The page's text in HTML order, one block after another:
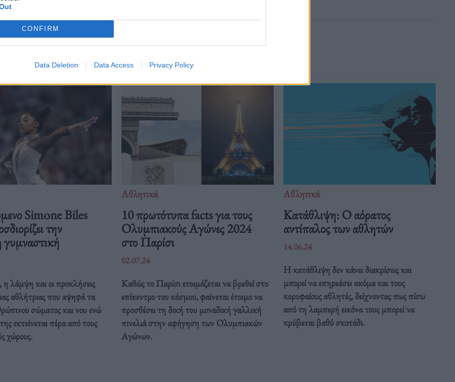
CONFIRM
Data Deletion Data Access Privacy Policy
Δείτε επίσης
Simone Biles
την
γυμναστική
λάμψη και οι προκλήσεις
αθλήτριας που αψηφά τα
σώματος και νου ενώ
εκτείνεται πέρα από τους
χώρους.
Αθλητικά
10 πρωτότυπα facts για τους
Ολυμπιακούς Αγώνες 2024
στο Παρίσι
02.07.24
Καθώς το Παρίσι ετοιμάζεται να βρεθεί στο
επίκεντρο του κόσμου, φαίνεται έτοιμο να
προσθέσει τη δική του μοναδική γαλλική
πινελιά στην αφήγηση των Ολυμπιακών
Αγώνων.
Αθλητικά
Κατάθλιψη: Ο αόρατος
αντίπαλος των αθλητών
14.06.24
Η κατάθλιψη δεν κάνει διακρίσεις και
μπορεί να επηρεάσει ακόμα και τους
κορυφαίους αθλητές, δείχνοντας πως πίσω
από τη λαμπερή εικόνα τους μπορεί να
κρύβεται βαθύ σκοτάδι.